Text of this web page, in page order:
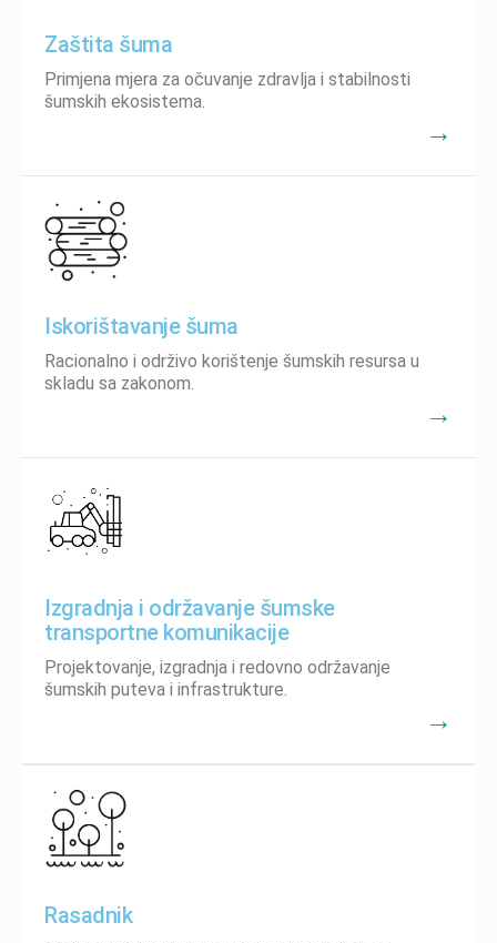
Zaštita šuma
Primjena mjera za očuvanje zdravlja i stabilnosti
šumskih ekosistema.
→
Iskorištavanje šuma
Racionalno i održivo korištenje šumskih resursa u
skladu sa zakonom.
→
Izgradnja i održavanje šumske
transportne komunikacije
Projektovanje, izgradnja i redovno održavanje
šumskih puteva i infrastrukture.
→
Rasadnik